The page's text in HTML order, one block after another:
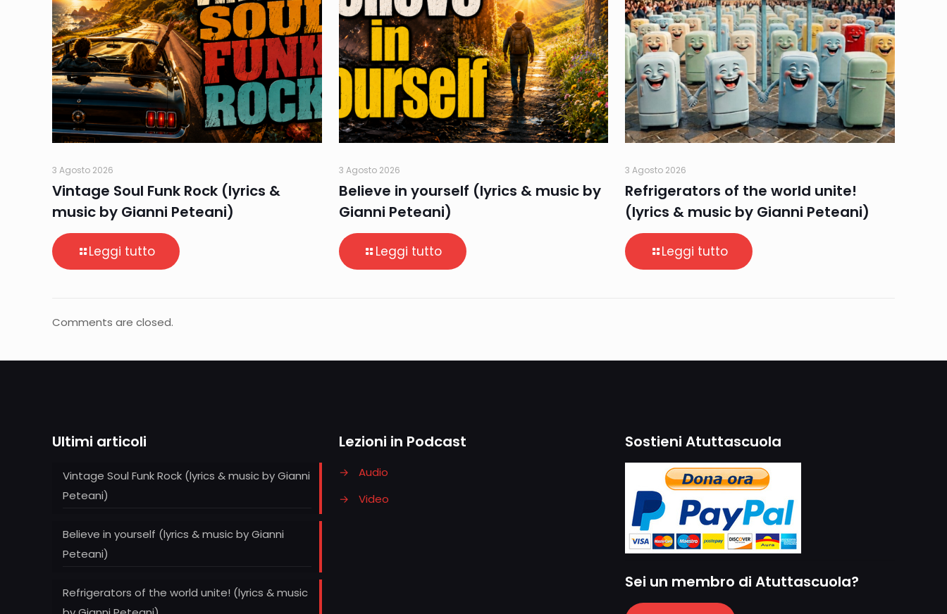
3 Agosto 2026
Vintage Soul Funk Rock (lyrics &
music by Gianni Peteani)
Leggi tutto
3 Agosto 2026
Believe in yourself (lyrics & music by
Gianni Peteani)
Leggi tutto
3 Agosto 2026
Refrigerators of the world unite!
(lyrics & music by Gianni Peteani)
Leggi tutto
Comments are closed.
Ultimi articoli
Vintage Soul Funk Rock (lyrics & music by Gianni
Peteani)
Believe in yourself (lyrics & music by Gianni
Peteani)
Refrigerators of the world unite! (lyrics & music
Lezioni in Podcast
→
Audio
→
Video
Sostieni Atuttascuola
Sei un membro di Atuttascuola?